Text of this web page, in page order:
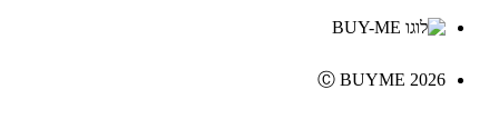
Ⓒ BUYME 2026